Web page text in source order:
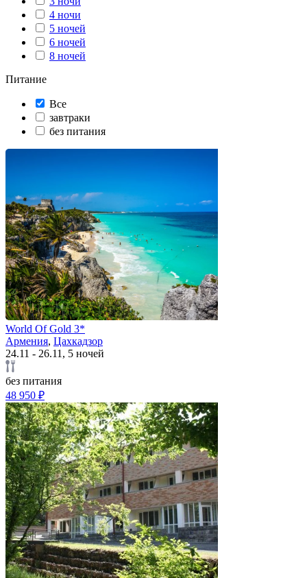
4 ночи
5 ночей
6 ночей
8 ночей
Питание
Все
завтраки
без питания
World Of Gold 3*
Армения, Цахкадзор
24.11 - 26.11, 5 ночей
без питания
48 950 ₽